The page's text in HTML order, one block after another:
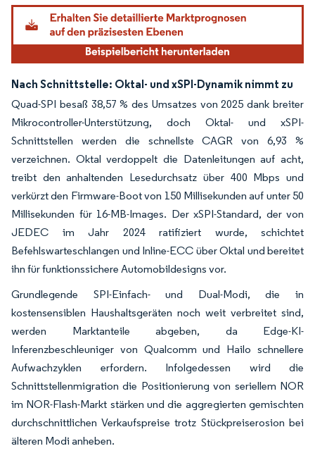
Bild © Mordor Intelligence. Wiederverwendung erfordert Namensnennung gemäß
Nach Schnittstelle: Oktal- und xSPI-Dynamik nimmt zu
Quad-SPI besaß 38,57 % des Umsatzes von 2025 dank breiter
Mikrocontroller-Unterstützung, doch Oktal- und xSPI-
Schnittstellen werden die schnellste CAGR von 6,93 %
verzeichnen. Oktal verdoppelt die Datenleitungen auf acht,
treibt den anhaltenden Lesedurchsatz über 400 Mbps und
verkürzt den Firmware-Boot von 150 Millisekunden auf unter 50
Millisekunden für 16-MB-Images. Der xSPI-Standard, der von
JEDEC im Jahr 2024 ratifiziert wurde, schichtet
Befehlswarteschlangen und Inline-ECC über Oktal und bereitet
ihn für funktionssichere Automobildesigns vor.
Grundlegende SPI-Einfach- und Dual-Modi, die in
kostensensiblen Haushaltsgeräten noch weit verbreitet sind,
werden Marktanteile abgeben, da Edge-KI-
Inferenzbeschleuniger von Qualcomm und Hailo schnellere
Aufwachzyklen erfordern. Infolgedessen wird die
Schnittstellenmigration die Positionierung von seriellem NOR
im NOR-Flash-Markt stärken und die aggregierten gemischten
durchschnittlichen Verkaufspreise trotz Stückpreiserosion bei
älteren Modi anheben.